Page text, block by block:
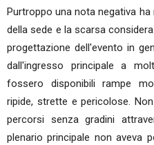
Purtroppo una nota negativa
della sede e la scarsa
progettazione dell'evento in
dall'ingresso principale a
fossero disponibili rampe
ripide, strette e pericolose.
percorsi senza gradini
plenario principale non aveva